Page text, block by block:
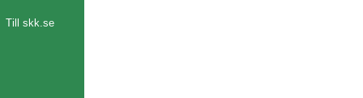
Till skk.se